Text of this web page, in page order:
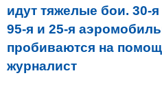
идут тяжелые бои. 30-
95-я и 25-я
пробиваются на
журналист